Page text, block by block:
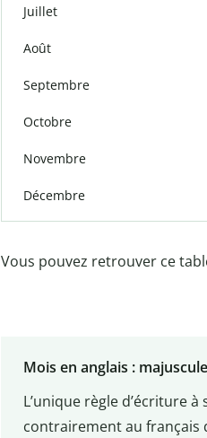
Juillet
Août
Septembre
Octobre
Novembre
Décembre
Vous pouvez retrouver ce
Mois en anglais :
L’unique règle d’écriture à
contrairement au français